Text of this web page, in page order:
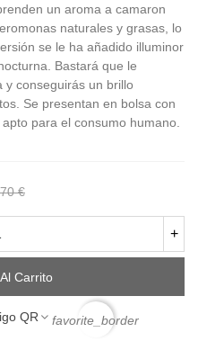
un aroma a camaron
naturales y grasas, lo
se le ha añadido illuminor
Bastará que le
y conseguirás un brillo
Se presentan en bolsa con
para el consumo humano.
€
+
Carrito
QR favorite_border